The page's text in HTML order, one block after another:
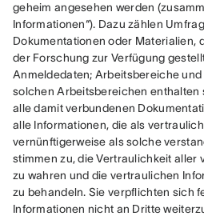
geheim angesehen werden
Informationen“). Dazu zählen
Dokumentationen oder Materialien,
der Forschung zur Verfügung
Anmeldedaten; Arbeitsbereiche
solchen Arbeitsbereichen enthalten
alle damit verbundenen
alle Informationen, die als
vernünftigerweise als solche
stimmen zu, die Vertraulichkeit aller
zu wahren und die vertraulichen
zu behandeln. Sie verpflichten sich
Informationen nicht an Dritte